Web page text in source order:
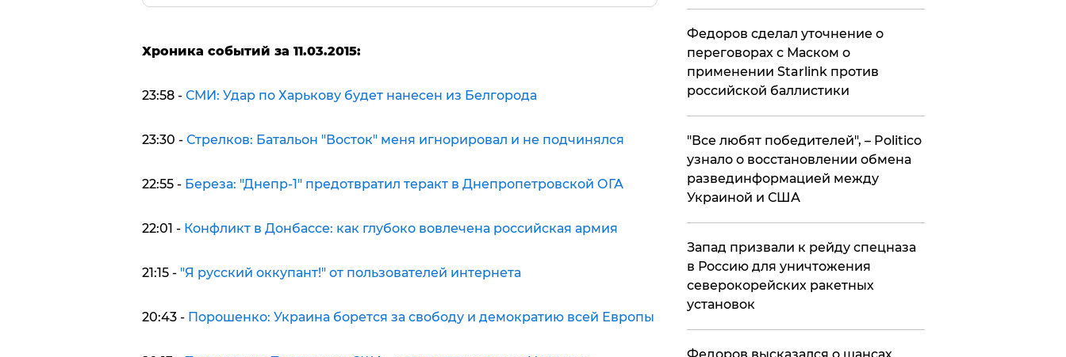
Хроника событий за 11.03.2015:
23:58 - СМИ: Удар по Харькову будет нанесен из Белгорода
23:30 - Стрелков: Батальон "Восток" меня игнорировал и не подчинялся
22:55 - Береза: "Днепр-1" предотвратил теракт в Днепропетровской ОГА
22:01 - Конфликт в Донбассе: как глубоко вовлечена российская армия
21:15 - "Я русский оккупант!" от пользователей интернета
20:43 - Порошенко: Украина борется за свободу и демократию всей Европы
Федоров сделал уточнение о
переговорах с Маском о
применении Starlink против
российской баллистики
​"Все любят победителей", – Politico
узнало о восстановлении обмена
развединформацией между
Украиной и США
Запад призвали к рейду спецназа
в Россию для уничтожения
северокорейских ракетных
установок